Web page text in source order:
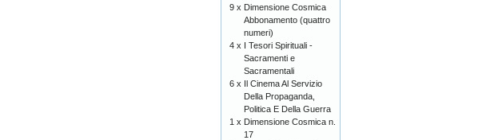
9 x Dimensione Cosmica
Abbonamento (quattro
numeri)
4 x I Tesori Spirituali -
Sacramenti e
Sacramentali
6 x Il Cinema Al Servizio
Della Propaganda,
Politica E Della Guerra
1 x Dimensione Cosmica n.
17